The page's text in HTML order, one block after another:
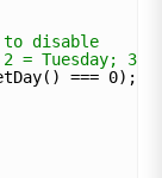
disable
= Tuesday; 3
=== 0);